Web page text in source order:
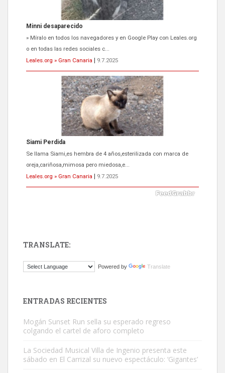
Siami Perdida
Se llama Siami,es hembra de 4 años,esterilizada con marca de
oreja,cariñosa,mimosa pero miedosa,e...
Leales.org » Gran Canaria | 9.7.2025
ADOPCIÓN URGENTE GATA TEROR GRAN CANARIA
El ayuntamiento se va a llevar a Los Gatos callejeros de la zona los
próximos días, ella incluida...
Leales.org » Gran Canaria | 9.7.2025
Este gato macho ha aparecido en la calle hace menos de un mes,
TRANSLATE:
Powered by Translate
ENTRADAS RECIENTES
Mogán Sunset Run sella su esperado regreso
colgando el cartel de aforo completo
La Sociedad Musical Villa de Ingenio presenta este
sábado en El Carrizal su nuevo espectáculo: ‘Gigantes’